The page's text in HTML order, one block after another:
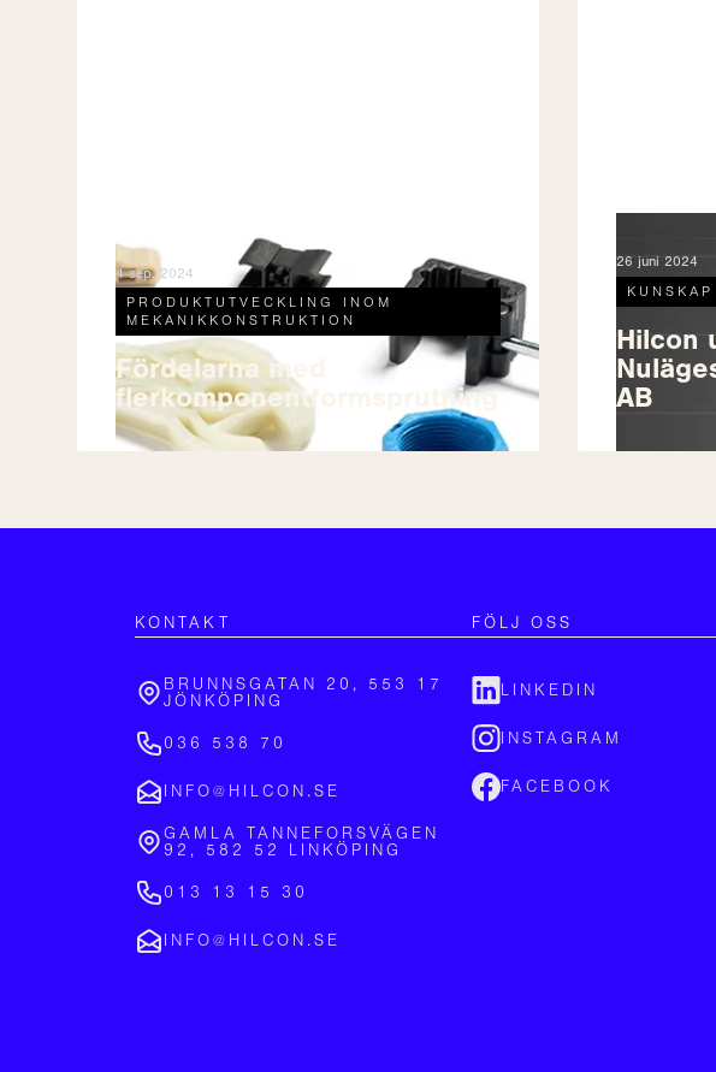
4 sep. 2024
PRODUKTUTVECKLING INOM
MEKANIKKONSTRUKTION
Fördelarna med
flerkomponentformsprutning
26 juni 2024
KUNSKAP
Hilcon
AB
KONTAKT
BRUNNSGATAN 20, 553 17
JÖNKÖPING
036 538 70
INFO@HILCON.SE
GAMLA TANNEFORSVÄGEN
92, 582 52 LINKÖPING
013 13 15 30
INFO@HILCON.SE
FÖLJ OSS
LINKEDIN
INSTAGRAM
FACEBOOK